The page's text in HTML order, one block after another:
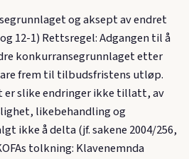
og aksept av endret
og 12-1) Rettsregel: Adgangen til å
konkurransegrunnlaget etter
frem til tilbudsfristens utløp.
slike endringer ikke tillatt, av
likebehandling og
ikke å delta (jf. sakene 2004/256,
tolkning: Klavenemnda